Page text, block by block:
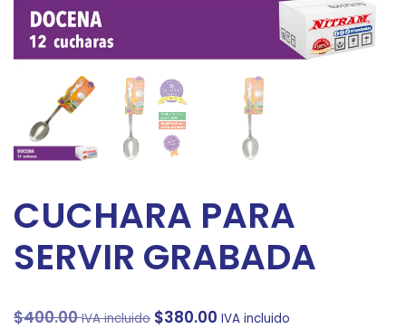
CUCHARA PARA
SERVIR GRABADA
$400.00 IVA incluido $380.00 IVA incluido